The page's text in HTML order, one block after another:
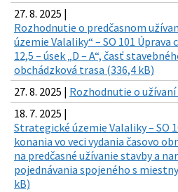
27. 8. 2025 |
Rozhodnutie o predčasnom
územie Valaliky“ – SO 101 Úprava
12,5 – úsek „D – A“, časť
obchádzková trasa (336,4 kB)
27. 8. 2025 | Rozhodnutie o užívaní
18. 7. 2025 |
Strategické územie Valaliky – SO
konania vo veci vydania časovo
na predčasné užívanie stavby a
pojednávania spojeného s
kB)